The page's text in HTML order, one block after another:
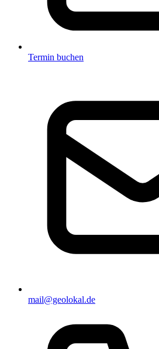
Termin buchen
mail@geolokal.de